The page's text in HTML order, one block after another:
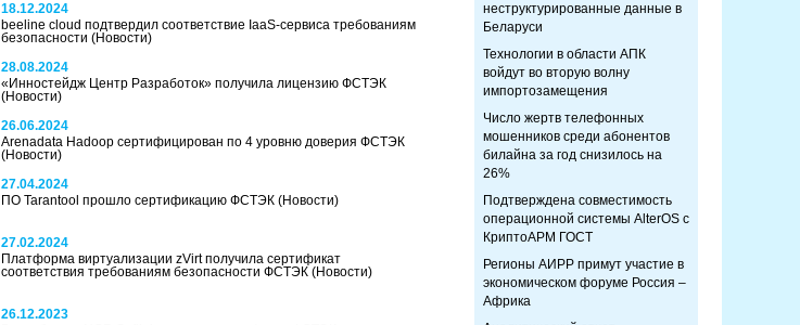
18.12.2024
beeline cloud подтвердил соответствие IaaS-сервиса требованиям
безопасности (Новости)
28.08.2024
«Инностейдж Центр Разработок» получила лицензию ФСТЭК
(Новости)
26.06.2024
Arenadata Hadoop сертифицирован по 4 уровню доверия ФСТЭК
(Новости)
27.04.2024
ПО Tarantool прошло сертификацию ФСТЭК (Новости)
27.02.2024
Платформа виртуализации zVirt получила сертификат
соответствия требованиям безопасности ФСТЭК (Новости)
26.12.2023
неструктурированные данные в
Беларуси
Технологии в области АПК
войдут во вторую волну
импортозамещения
Число жертв телефонных
мошенников среди абонентов
билайна за год снизилось на
26%
Подтверждена совместимость
операционной системы AlterOS с
КриптоАРМ ГОСТ
Регионы АИРР примут участие в
экономическом форуме Россия –
Африка